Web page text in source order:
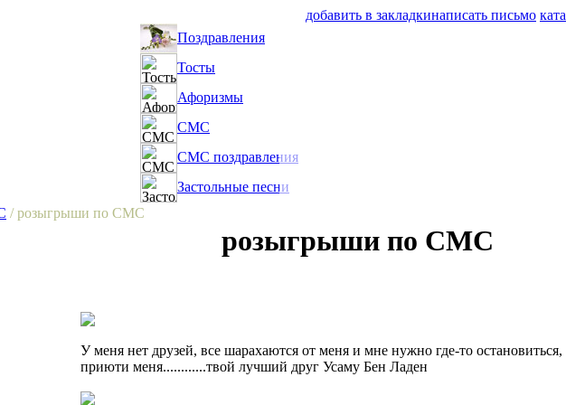
добавить в закладкинаписать письмо
Поздравления
Тосты
Афоризмы
СМС
СМС поздравления
Застольные песни
/ розыгрыши по СМС
розыгрыши по СМС
У меня нет друзей, все шарахаются от меня и мне нужно где-то остановиться,
приюти меня............твой лучший друг Усаму Бен Ладен